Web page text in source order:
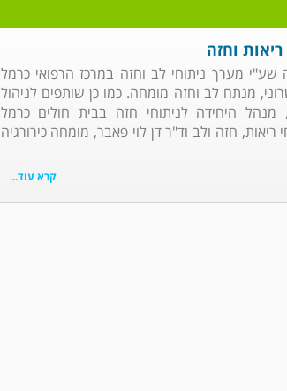
וחזה
שע"י מערך ניתוחי לב וחזה במרכז הרפואי כרמל
מנתח לב וחזה מומחה. כמו כן שותפים לניהול
מנהל היחידה לניתוחי חזה בבית חולים כרמל
חזה ולב וד"ר דן לוי פאבר, מומחה כירורגיה
קרא עוד...